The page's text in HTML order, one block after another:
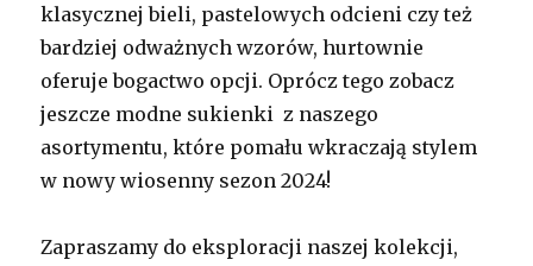
klasycznej bieli, pastelowych odcieni czy też
bardziej odważnych wzorów, hurtownie
oferuje bogactwo opcji. Oprócz tego zobacz
jeszcze modne sukienki z naszego
asortymentu, które pomału wkraczają stylem
w nowy wiosenny sezon 2024!
Zapraszamy do eksploracji naszej kolekcji,